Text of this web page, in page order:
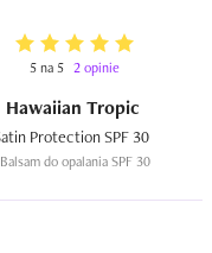
5 na 5 2 opinie
Hawaiian Tropic
Balsam do opalania SPF 30